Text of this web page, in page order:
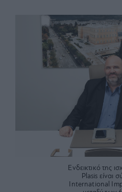
Ενδεικτικό της
Plasis είναι
International